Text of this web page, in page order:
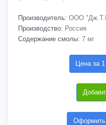
Производитель: ООО
Производство: Россия
Содержание смолы: 7 мг
Цена за
Оформить